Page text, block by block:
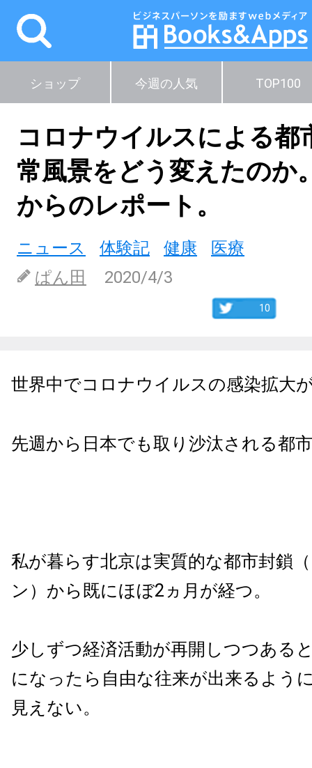
ショップ 今週の人気 TOP100
コロナウイルスによる都
常風景をどう変えたのか
からのレポート。
ニュース 体験記 健康
医療
ぱん田
2020/4/3
10
世界中でコロナウイルスの感染拡大
先週から日本でも取り沙汰される都
私が暮らす北京は実質的な都市封鎖
ン）から既にほぼ2ヵ月が経つ。
少しずつ経済活動が再開しつつある
になったら自由な往来が出来るよう
見えない。